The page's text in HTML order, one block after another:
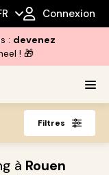
Connexion
: devenez
! 🎁
Filtres
à Rouen